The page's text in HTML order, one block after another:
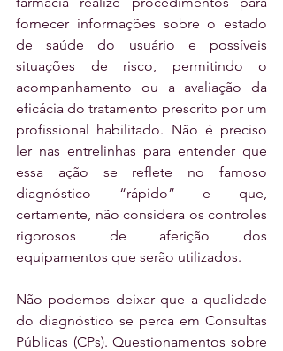
fornecer informações sobre o estado
de saúde do usuário e possíveis
situações de risco, permitindo o
acompanhamento ou a avaliação da
eficácia do tratamento prescrito por um
profissional habilitado. Não é preciso
ler nas entrelinhas para entender que
essa ação se reflete no famoso
diagnóstico “rápido” e que,
certamente, não considera os controles
rigorosos de aferição dos
equipamentos que serão utilizados.
Não podemos deixar que a qualidade
do diagnóstico se perca em Consultas
Públicas (CPs). Questionamentos sobre